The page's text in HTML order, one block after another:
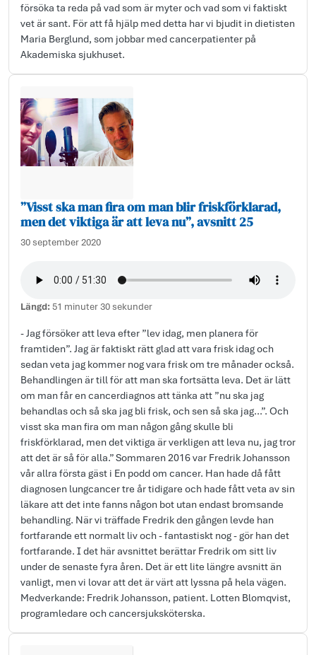
försöka ta reda på vad som är myter och vad som vi faktiskt
vet är sant. För att få hjälp med detta har vi bjudit in dietisten
Maria Berglund, som jobbar med cancerpatienter på
Akademiska sjukhuset.
”Visst ska man fira om man blir friskförklarad,
men det viktiga är att leva nu”, avsnitt 25
30 september 2020
Längd:51 minuter 30 sekunder
- Jag försöker att leva efter ”lev idag, men planera för
framtiden”. Jag är faktiskt rätt glad att vara frisk idag och
sedan veta jag kommer nog vara frisk om tre månader också.
Behandlingen är till för att man ska fortsätta leva. Det är lätt
om man får en cancerdiagnos att tänka att ”nu ska jag
behandlas och så ska jag bli frisk, och sen så ska jag…”. Och
visst ska man fira om man någon gång skulle bli
friskförklarad, men det viktiga är verkligen att leva nu, jag tror
att det är så för alla.” Sommaren 2016 var Fredrik Johansson
vår allra första gäst i En podd om cancer. Han hade då fått
diagnosen lungcancer tre år tidigare och hade fått veta av sin
läkare att det inte fanns någon bot utan endast bromsande
behandling. När vi träffade Fredrik den gången levde han
fortfarande ett normalt liv och - fantastiskt nog - gör han det
fortfarande. I det här avsnittet berättar Fredrik om sitt liv
under de senaste fyra åren. Det är ett lite längre avsnitt än
vanligt, men vi lovar att det är värt att lyssna på hela vägen.
Medverkande: Fredrik Johansson, patient. Lotten Blomqvist,
programledare och cancersjuksköterska.